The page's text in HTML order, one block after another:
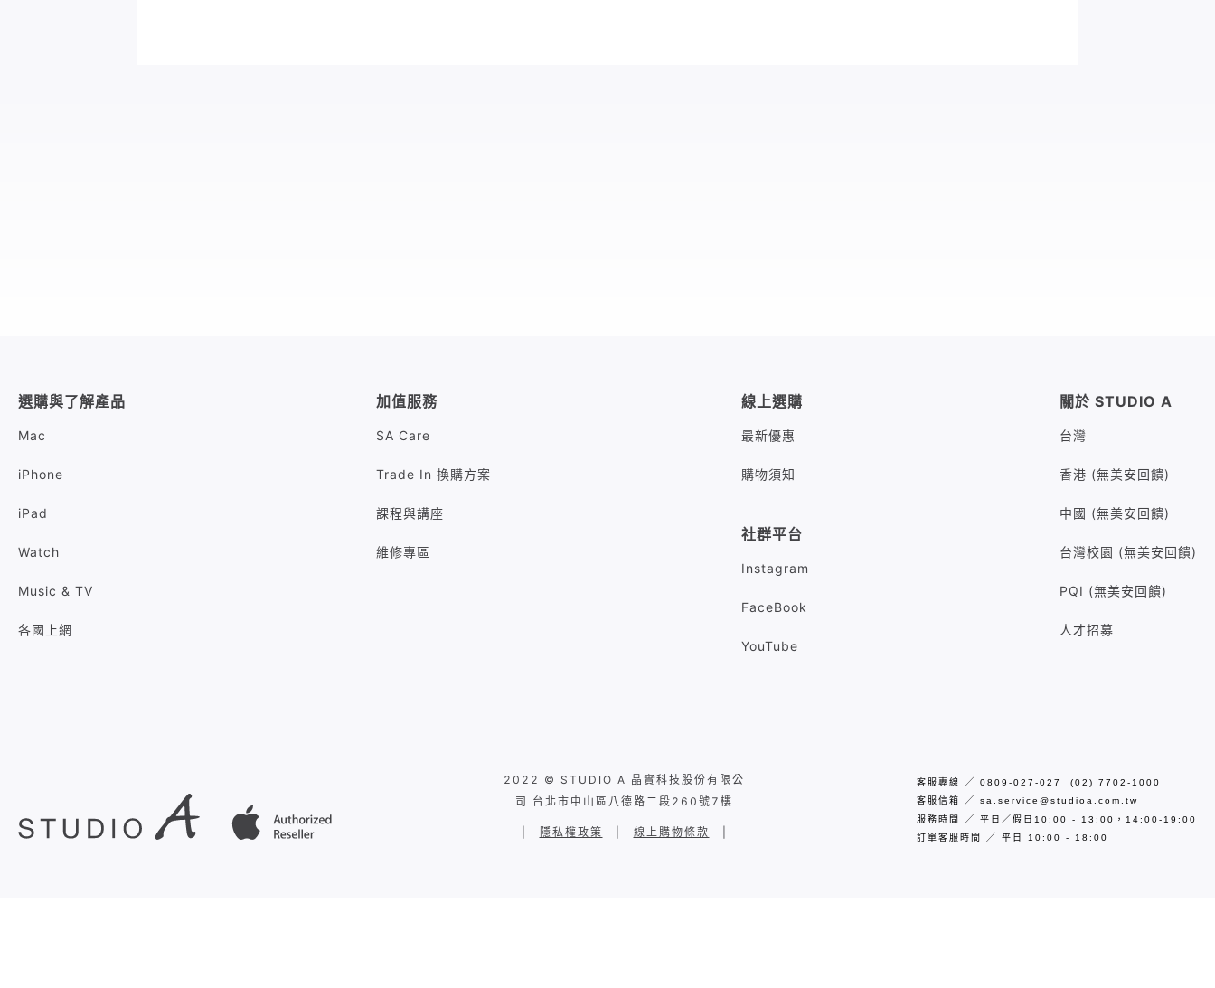
選購與了解產品
Mac
iPhone
iPad
Watch
Music & TV
各國上網
加值服務
SA Care
Trade In 換購方案
課程與講座
維修專區
線上選購
最新優惠
購物須知
社群平台
Instagram
FaceBook
YouTube
關於 STUDIO A
台灣
香港 (無美安回饋)
中國 (無美安回饋)
台灣校園 (無美安回饋)
PQI (無美安回饋)
人才招募
2022 © STUDIO A 晶實科技股份有限公
司 台北市中山區八德路二段260號7樓
隱私權政策 線上購物條款
客服專線 ╱
0809-027-027 (02) 7702-1000
客服信箱
╱
sa.service@studioa.com.tw
服務時間
╱
平日／假日10:00 - 13:00，14:00-19:00
訂單客服時間
╱ 平日 10:00 - 18:00